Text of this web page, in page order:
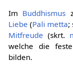
Im Buddhismus
Liebe (Pali metta;
Mitfreude (skrt.
welche die
bilden.